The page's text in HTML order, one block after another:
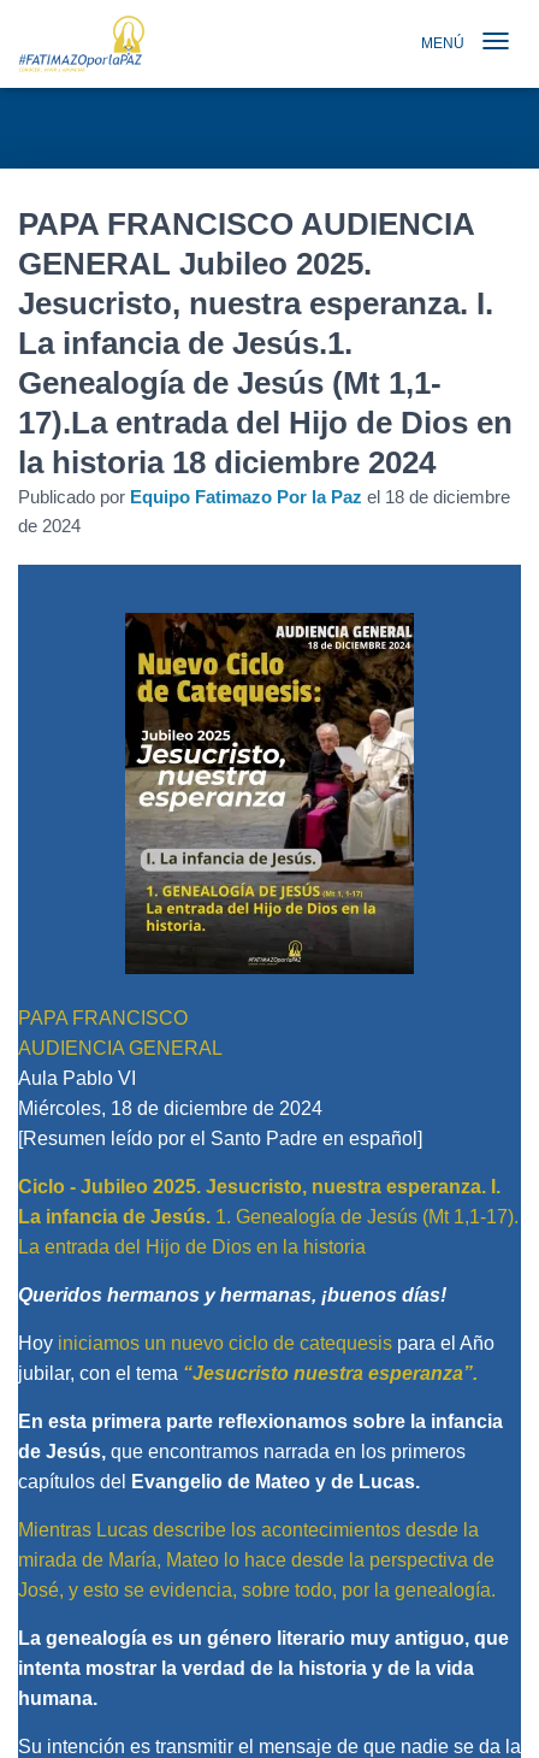
MENÚ
PAPA FRANCISCO AUDIENCIA
GENERAL Jubileo 2025.
Jesucristo, nuestra esperanza. I.
La infancia de Jesús.1.
Genealogía de Jesús (Mt 1,1-
17).La entrada del Hijo de Dios en
la historia 18 diciembre 2024
Publicado por Equipo Fatimazo Por la Paz el 18 de diciembre
de 2024
PAPA FRANCISCO
AUDIENCIA GENERAL
Aula Pablo VI
Miércoles, 18 de diciembre de 2024
[Resumen leído por el Santo Padre en español]
Ciclo - Jubileo 2025. Jesucristo, nuestra esperanza. I.
La infancia de Jesús. 1. Genealogía de Jesús (Mt 1,1-17).
La entrada del Hijo de Dios en la historia
Queridos hermanos y hermanas, ¡buenos días!
Hoy iniciamos un nuevo ciclo de catequesis para el Año
jubilar, con el tema “Jesucristo nuestra esperanza”.
En esta primera parte reflexionamos sobre la infancia
de Jesús, que encontramos narrada en los primeros
capítulos del
Evangelio de Mateo y de Lucas.
Mientras Lucas describe los acontecimientos desde la
mirada de María, Mateo lo hace desde la perspectiva de
José, y esto se evidencia, sobre todo, por la genealogía.
La genealogía es un género literario muy antiguo, que
intenta mostrar la verdad de la historia y de la vida
humana.
Su intención es transmitir el mensaje de que nadie se da la